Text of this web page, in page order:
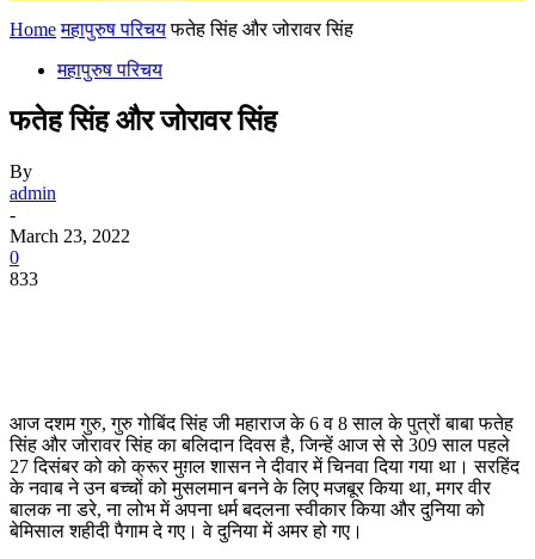
Home महापुरुष परिचय फतेह सिंह और जोरावर सिंह
महापुरुष परिचय
फतेह सिंह और जोरावर सिंह
By
admin
-
March 23, 2022
0
833
आज दशम गुरु, गुरु गोबिंद सिंह जी महाराज के 6 व 8 साल के पुत्रों बाबा फतेह
सिंह और जोरावर सिंह का बलिदान दिवस है, जिन्हें आज से से 309 साल पहले
27 दिसंबर को को क्रूर मुग़ल शासन ने दीवार में चिनवा दिया गया था। सरहिंद
के नवाब ने उन बच्चों को मुसलमान बनने के लिए मजबूर किया था, मगर वीर
बालक ना डरे, ना लोभ में अपना धर्म बदलना स्वीकार किया और दुनिया को
बेमिसाल शहीदी पैगाम दे गए। वे दुनिया में अमर हो गए।